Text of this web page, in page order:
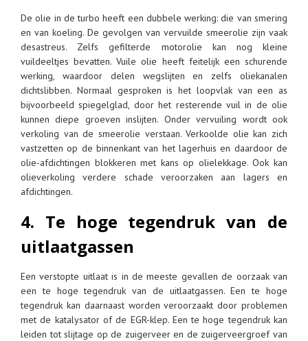
De olie in de turbo heeft een dubbele werking: die van smering
en van koeling. De gevolgen van vervuilde smeerolie zijn vaak
desastreus. Zelfs gefilterde motorolie kan nog kleine
vuildeeltjes bevatten. Vuile olie heeft feitelijk een schurende
werking, waardoor delen wegslijten en zelfs oliekanalen
dichtslibben. Normaal gesproken is het loopvlak van een as
bijvoorbeeld spiegelglad, door het resterende vuil in de olie
kunnen diepe groeven inslijten. Onder vervuiling wordt ook
verkoling van de smeerolie verstaan. Verkoolde olie kan zich
vastzetten op de binnenkant van het lagerhuis en daardoor de
olie-afdichtingen blokkeren met kans op olielekkage. Ook kan
olieverkoling verdere schade veroorzaken aan lagers en
afdichtingen.
4. Te hoge tegendruk van de
uitlaatgassen
Een verstopte uitlaat is in de meeste gevallen de oorzaak van
een te hoge tegendruk van de uitlaatgassen. Een te hoge
tegendruk kan daarnaast worden veroorzaakt door problemen
met de katalysator of de EGR-klep. Een te hoge tegendruk kan
leiden tot slijtage op de zuigerveer en de zuigerveergroef van